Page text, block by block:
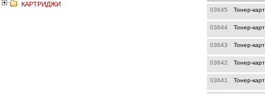
КАРТРИДЖИ
03645 Тонер-
03644 Тонер-
03643 Тонер-
03642 Тонер-
03641 Тонер-